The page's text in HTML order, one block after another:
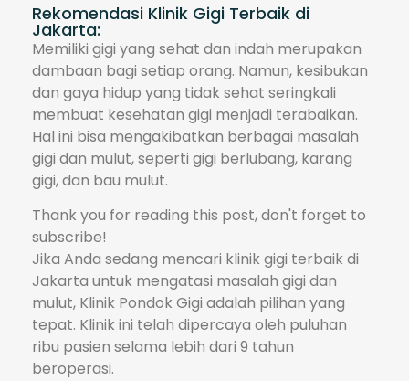
Rekomendasi Klinik Gigi Terbaik di
Jakarta:
Memiliki gigi yang sehat dan indah merupakan
dambaan bagi setiap orang. Namun, kesibukan
dan gaya hidup yang tidak sehat seringkali
membuat kesehatan gigi menjadi terabaikan.
Hal ini bisa mengakibatkan berbagai masalah
gigi dan mulut, seperti gigi berlubang, karang
gigi, dan bau mulut.
Thank you for reading this post, don't forget to
subscribe!
Jika Anda sedang mencari klinik gigi terbaik di
Jakarta untuk mengatasi masalah gigi dan
mulut, Klinik Pondok Gigi adalah pilihan yang
tepat. Klinik ini telah dipercaya oleh puluhan
ribu pasien selama lebih dari 9 tahun
beroperasi.